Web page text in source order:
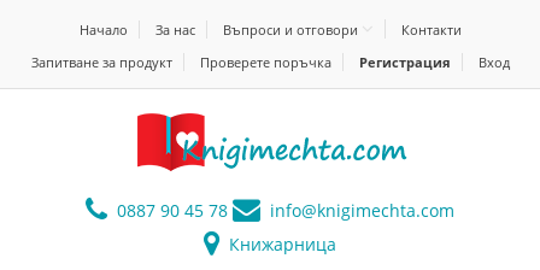
Начало За нас Въпроси и отговори
Контакти
Запитване за продукт
Проверете поръчка Регистрация Вход
0887 90 45 78 info@knigimechta.com
Книжарница